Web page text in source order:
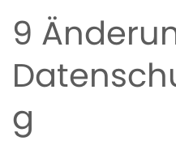
9
g